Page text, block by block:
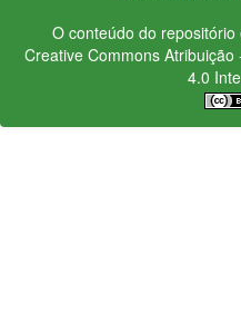
O conteúdo do
Creative CommonsAtribuição
4.0